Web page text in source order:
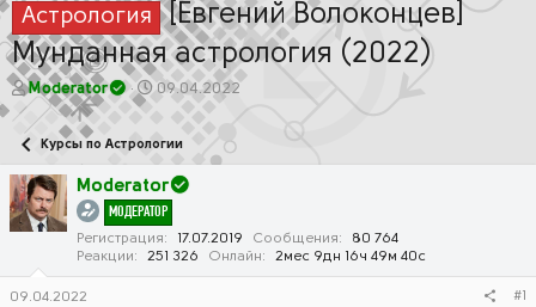
Астрология [Евгений Волоконцев]
Мунданная астрология (2022)
А
т
о
р
т
е
Moderator
Д
а
а
ч
а
л
а
09.04.2022
Курсы по Астрологии
Moderator
МОДЕРАТОР
Регистрация 17.07.2019 Сообщения
80 764
Реакции
251 326 Онлайн 2мес 9дн 16ч 49м 40с
09.04.2022 #1